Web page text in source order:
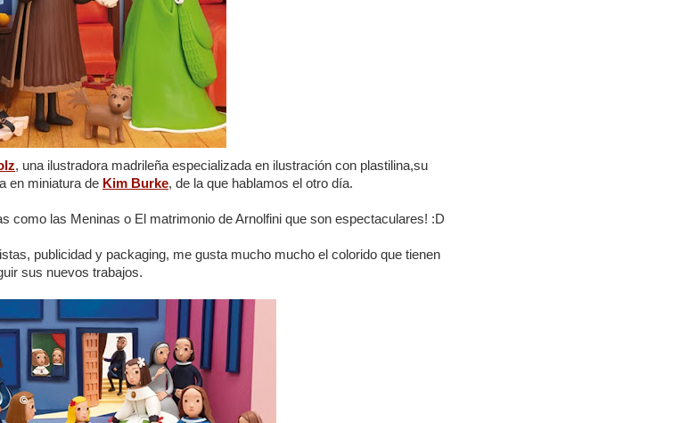
, una ilustradora madrileña especializada en ilustración con plastilina,su
en miniatura de Kim Burke, de la que hablamos el otro día.
como las Meninas o El matrimonio de Arnolfini que son espectaculares! :D
publicidad y packaging, me gusta mucho mucho el colorido que tienen
sus nuevos trabajos.